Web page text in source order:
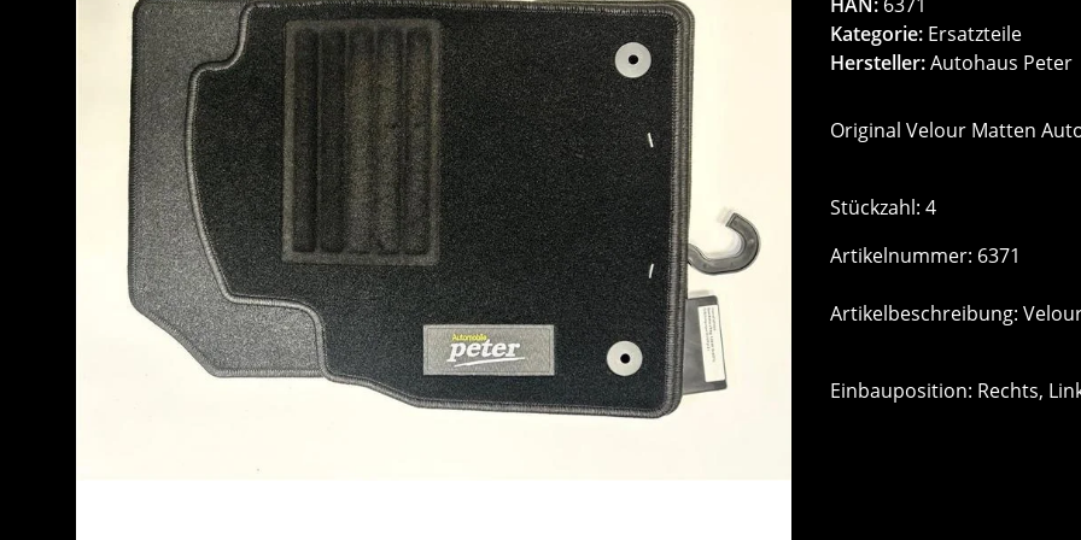
Kategorie: Ersatzteile
Hersteller:Autohaus Peter
Original Velour Matten
Stückzahl: 4
Artikelnummer: 6371
Artikelbeschreibung:
Einbauposition: Rechts,